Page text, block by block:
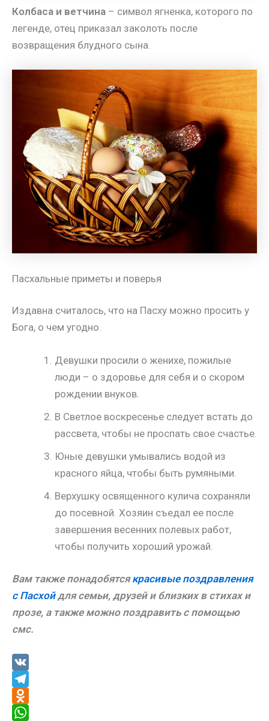
Колбаса и ветчина – символ ягненка, которого по
легенде, отец приказал заколоть после
возвращения блудного сына.
Пасхальные приметы и поверья
Издавна считалось, что на Пасху можно просить у
Бога, о чем угодно.
Девушки просили о женихе, пожилые
люди – о здоровье для себя и о скором
рождении внуков.
В Светлое воскресенье следует встать до
рассвета, чтобы не проспать свое счастье.
Юные девушки умывались водой из
красного яйца, чтобы быть румяными.
Верхушку освященного кулича сохраняли
до посевной. Хозяин съедал ее после
завершения весенних полевых работ,
чтобы получить хороший урожай.
Вам также понадобятсякрасивые поздравления
с Пасхойдля семьи, друзей и близких в стихах и
прозе, а также можно поздравить с помощью
смс.
V
KT
e
O